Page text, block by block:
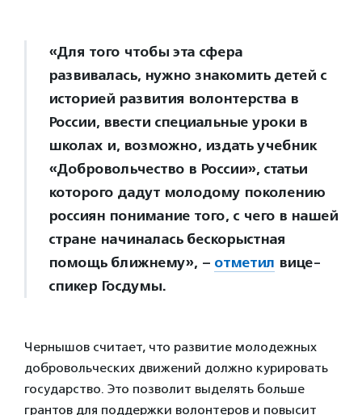
«Для того чтобы эта сфера
развивалась, нужно знакомить детей с
историей развития волонтерства в
России, ввести специальные уроки в
школах и, возможно, издать учебник
«Добровольчество в России», статьи
которого дадут молодому поколению
россиян понимание того, с чего в нашей
стране начиналась бескорыстная
помощь ближнему», – отметил вице-
спикер Госдумы.
Чернышов считает, что развитие молодежных
добровольческих движений должно курировать
государство. Это позволит выделять больше
грантов для поддержки волонтеров и повысит